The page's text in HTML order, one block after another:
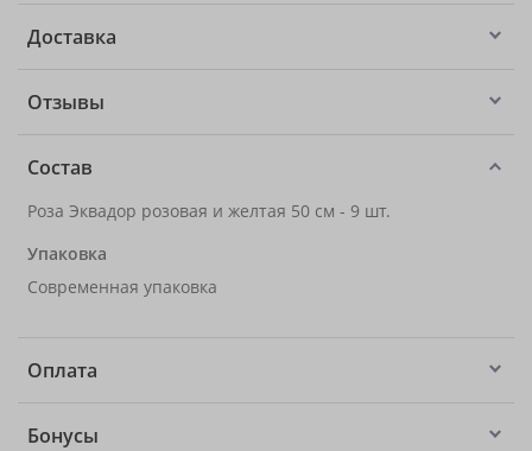
Доставка
Отзывы
Состав
Роза Эквадор розовая и желтая 50 см - 9 шт.
Упаковка
Современная упаковка
Оплата
Бонусы